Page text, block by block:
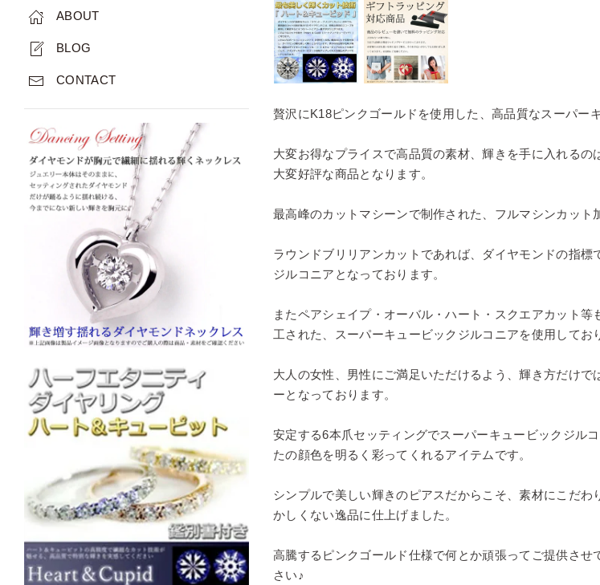
ABOUT
BLOG
CONTACT
贅沢にK18ピンクゴールドを使用した、高品質なスーパー
大変お得なプライスで高品質の素材、輝きを手に入れる
大変好評な商品となります。
最高峰のカットマシーンで制作された、フルマシンカット
ラウンドブリリアンカットであれば、ダイヤモンドの指
ジルコニアとなっております。
またペアシェイプ・オーバル・ハート・スクエアカット
工された、スーパーキュービックジルコニアを使用してお
大人の女性、男性にご満足いただけるよう、輝き方だけ
ーとなっております。
安定する6本爪セッティングでスーパーキュービックジル
たの顔色を明るく彩ってくれるアイテムです。
シンプルで美しい輝きのピアスだからこそ、素材にこだ
かしくない逸品に仕上げました。
高騰するピンクゴールド仕様で何とか頑張ってご提供さ
さい♪